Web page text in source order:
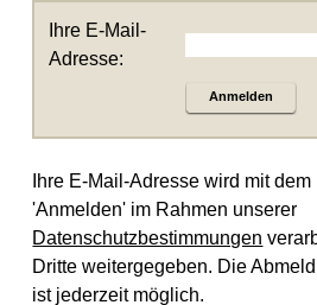
Ihre E-Mail-
Adresse:
Anmelden
Ihre E-Mail-Adresse wird mit
'Anmelden' im Rahmen unserer
Datenschutzbestimmungen
Dritte weitergegeben. Die
ist jederzeit möglich.